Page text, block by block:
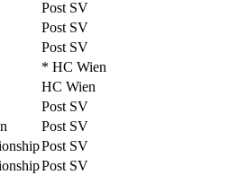
Post SV
Post SV
Post SV
* HC Wien
HC Wien
Post SV
Post SV
Post SV
Post SV